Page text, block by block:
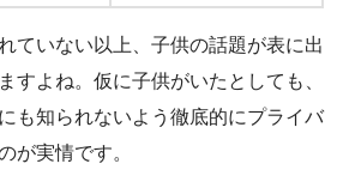
ていない以上、子供の話題が表に出
すよね。仮に子供がいたとしても、
も知られないよう徹底的にプライバ
が実情です。